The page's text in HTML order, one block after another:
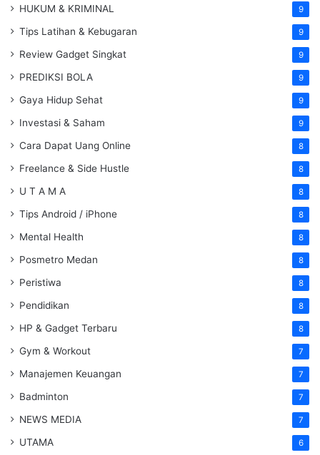
HUKUM & KRIMINAL 9
Tips Latihan & Kebugaran 9
Review Gadget Singkat 9
PREDIKSI BOLA 9
Gaya Hidup Sehat 9
Investasi & Saham 9
Cara Dapat Uang Online 8
Freelance & Side Hustle 8
U T A M A 8
Tips Android / iPhone 8
Mental Health 8
Posmetro Medan 8
Peristiwa 8
Pendidikan 8
HP & Gadget Terbaru 8
Gym & Workout 7
Manajemen Keuangan 7
Badminton 7
NEWS MEDIA 7
UTAMA 6